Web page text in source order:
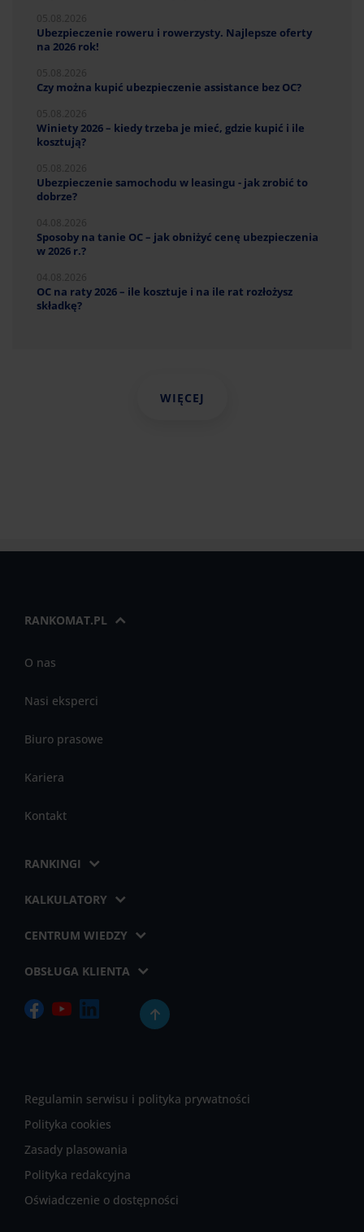
Ubezpieczenie roweru i rowerzysty. Najlepsze oferty
na 2026 rok!
Czy można kupić ubezpieczenie assistance bez OC?
Winiety 2026 – kiedy trzeba je mieć, gdzie kupić i ile
kosztują?
Ubezpieczenie samochodu w leasingu - jak zrobić to
dobrze?
Sposoby na tanie OC – jak obniżyć cenę ubezpieczenia
w 2026 r.?
OC na raty 2026 – ile kosztuje i na ile rat rozłożysz
składkę?
WIĘCEJ
RANKOMAT.PL
O nas
Nasi eksperci
Biuro prasowe
Kariera
Kontakt
RANKINGI
KALKULATORY
CENTRUM WIEDZY
OBSŁUGA KLIENTA
Regulamin serwisu i polityka prywatności
Polityka cookies
Zasady plasowania
Polityka redakcyjna
Oświadczenie o dostępności